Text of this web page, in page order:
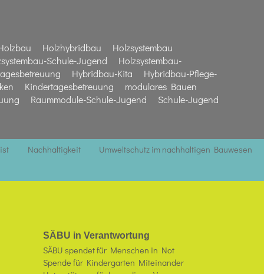
Holzhybridbau
Holzsystembau
Schule-Jugend
Holzsystembau-
Hybridbau-Kita
Hybridbau-Pflege-
Kindertagesbetreuung
modulares Bauen
Raummodule-Schule-Jugend
Schule-Jugend
Nachhaltigkeit
Umweltschutz im nachhaltigen Bauwesen
SÄBU in Verantwortung
SÄBU spendet für Menschen in Not
Spende für Kindergarten Miteinander